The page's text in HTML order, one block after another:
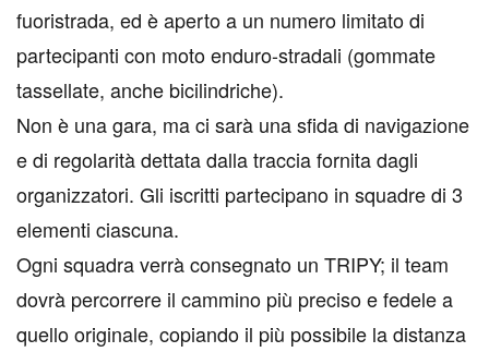
fuoristrada, ed è aperto a un numero limitato di
partecipanti con moto enduro-stradali (gommate
tassellate, anche bicilindriche).
Non è una gara, ma ci sarà una sfida di navigazione
e di regolarità dettata dalla traccia fornita dagli
organizzatori. Gli iscritti partecipano in squadre di 3
elementi ciascuna.
Ogni squadra verrà consegnato un TRIPY; il team
dovrà percorrere il cammino più preciso e fedele a
quello originale, copiando il più possibile la distanza